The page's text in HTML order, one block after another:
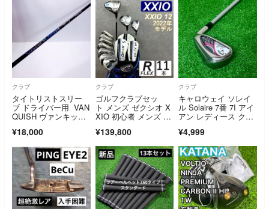
クラブ
タイトリストスリー
ブ ドライバー用 VAN
QUISH ヴァンキッシ
¥18,000
クラブ
ゴルフクラブセッ
ト メンズ ゼクシオ X
XIO 初心者 メンズ 中
¥139,800
クラブ
キャロウェイ ソレイ
ル Solaire 7番 7I アイ
アン レディース クラ
¥4,999